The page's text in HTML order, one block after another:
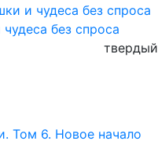
без спроса
твердый